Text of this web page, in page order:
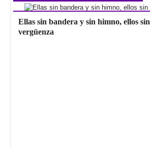
Ellas sin bandera y sin himno, ellos sin
vergüenza